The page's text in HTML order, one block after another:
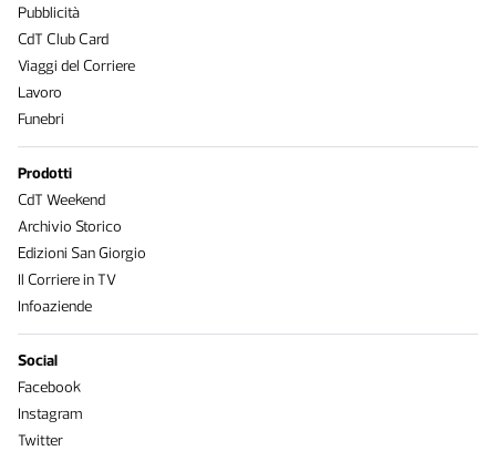
Pubblicità
CdT Club Card
Viaggi del Corriere
Lavoro
Funebri
Prodotti
CdT Weekend
Archivio Storico
Edizioni San Giorgio
Il Corriere in TV
Infoaziende
Social
Facebook
Instagram
Twitter